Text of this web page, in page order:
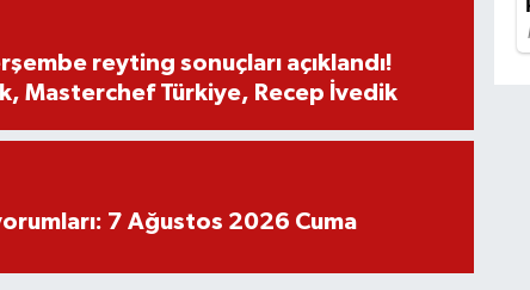
reyting sonuçları açıklandı!
Masterchef Türkiye, Recep İvedik
7 Ağustos 2026 Cuma